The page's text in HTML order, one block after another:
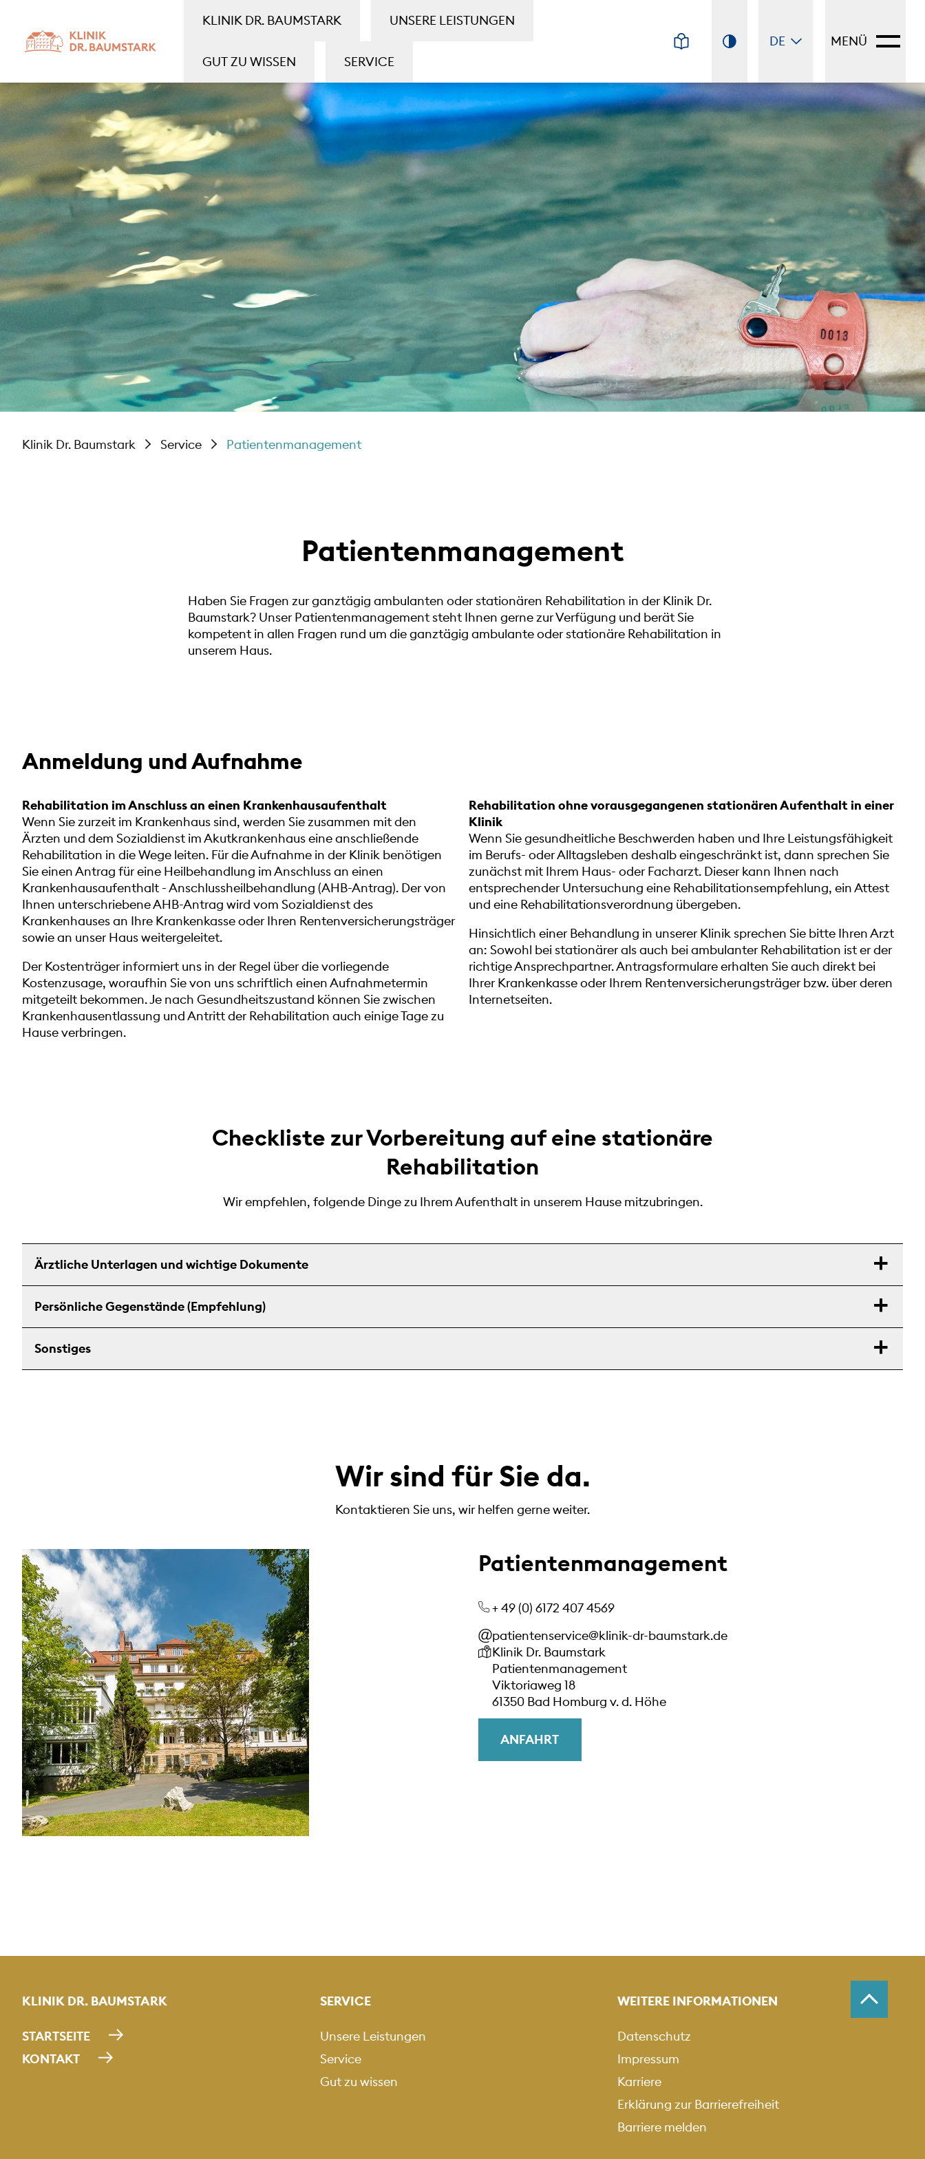
KLINIK DR. BAUMSTARK UNSERE LEISTUNGEN
GUT ZU WISSEN SERVICE
DE MENÜ
Klinik Dr. Baumstark Service Patientenmanagement
Patientenmanagement
Haben Sie Fragen zur ganztägig ambulanten oder stationären Rehabilitation in der Klinik Dr.
Baumstark? Unser Patientenmanagement steht Ihnen gerne zur Verfügung und berät Sie
kompetent in allen Fragen rund um die ganztägig ambulante oder stationäre Rehabilitation in
unserem Haus.
Anmeldung und Aufnahme
Rehabilitation im Anschluss an einen Krankenhausaufenthalt
Wenn Sie zurzeit im Krankenhaus sind, werden Sie zusammen mit den
Ärzten und dem Sozialdienst im Akutkrankenhaus eine anschließende
Rehabilitation in die Wege leiten. Für die Aufnahme in der Klinik benötigen
Sie einen Antrag für eine Heilbehandlung im Anschluss an einen
Krankenhausaufenthalt - Anschlussheilbehandlung (AHB-Antrag). Der von
Ihnen unterschriebene AHB-Antrag wird vom Sozialdienst des
Krankenhauses an Ihre Krankenkasse oder Ihren Rentenversicherungsträger
sowie an unser Haus weitergeleitet.
Der Kostenträger informiert uns in der Regel über die vorliegende
Kostenzusage, woraufhin Sie von uns schriftlich einen Aufnahmetermin
mitgeteilt bekommen. Je nach Gesundheitszustand können Sie zwischen
Krankenhausentlassung und Antritt der Rehabilitation auch einige Tage zu
Hause verbringen.
Rehabilitation ohne vorausgegangenen stationären Aufenthalt in einer
Klinik
Wenn Sie gesundheitliche Beschwerden haben und Ihre Leistungsfähigkeit
im Berufs- oder Alltagsleben deshalb eingeschränkt ist, dann sprechen Sie
zunächst mit Ihrem Haus- oder Facharzt. Dieser kann Ihnen nach
entsprechender Untersuchung eine Rehabilitationsempfehlung, ein Attest
und eine Rehabilitationsverordnung übergeben.
Hinsichtlich einer Behandlung in unserer Klinik sprechen Sie bitte Ihren Arzt
an: Sowohl bei stationärer als auch bei ambulanter Rehabilitation ist er der
richtige Ansprechpartner. Antragsformulare erhalten Sie auch direkt bei
Ihrer Krankenkasse oder Ihrem Rentenversicherungsträger bzw. über deren
Internetseiten.
Checkliste zur Vorbereitung auf eine stationäre
Rehabilitation
Wir empfehlen, folgende Dinge zu Ihrem Aufenthalt in unserem Hause mitzubringen.
Ärztliche Unterlagen und wichtige Dokumente
Persönliche Gegenstände (Empfehlung)
Sonstiges
Wir sind für Sie da.
Kontaktieren Sie uns, wir helfen gerne weiter.
Patientenmanagement
+ 49 (0) 6172 407 4569
patientenservice@klinik-dr-baumstark.de
Unsere Anschrift
Klinik Dr. Baumstark
Patientenmanagement
Viktoriaweg 18
61350 Bad Homburg v. d. Höhe
ANFAHRT
KLINIK DR. BAUMSTARK
STARTSEITE
KONTAKT
SERVICE
Unsere Leistungen
Service
Gut zu wissen
WEITERE INFORMATIONEN
Datenschutz
Impressum
Karriere
Erklärung zur Barrierefreiheit
Barriere melden